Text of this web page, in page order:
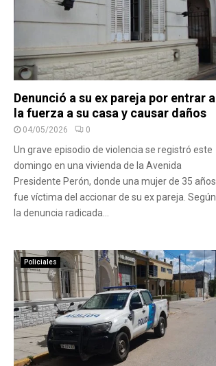
Denunció a su ex pareja por entrar a
la fuerza a su casa y causar daños
04/05/2026 0
Un grave episodio de violencia se registró este
domingo en una vivienda de la Avenida
Presidente Perón, donde una mujer de 35 años
fue víctima del accionar de su ex pareja. Según
la denuncia radicada...
Policiales